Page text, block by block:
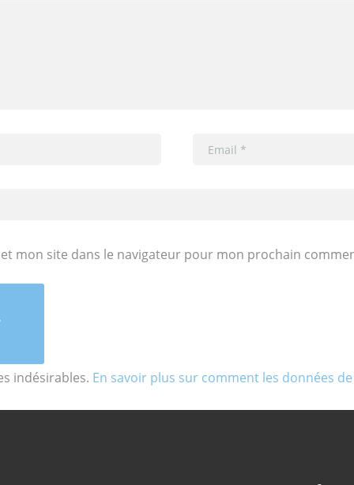
mon site dans le navigateur pour mon prochain
indésirables. En savoir plus sur comment les données